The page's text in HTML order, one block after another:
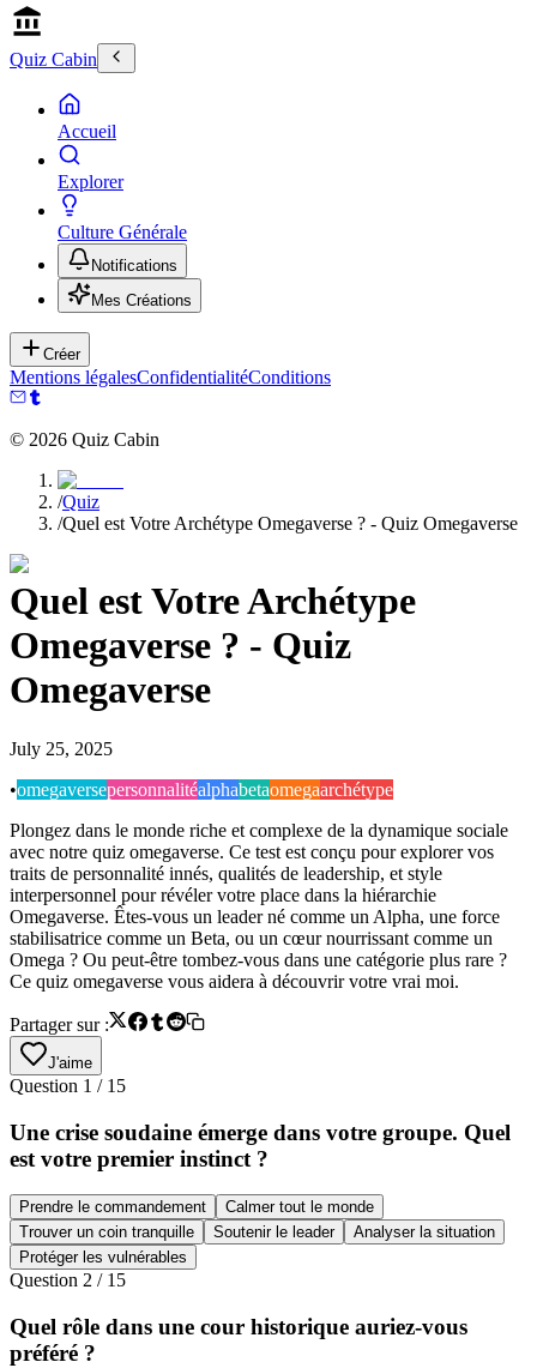
Quiz Cabin
Accueil
Explorer
Culture Générale
Notifications
Mes Créations
Créer
Mentions légalesConfidentialitéConditions
© 2026 Quiz Cabin
/Quiz
/Quel est Votre Archétype Omegaverse ? - Quiz Omegaverse
Quel est Votre Archétype
Omegaverse ? - Quiz
Omegaverse
July 25, 2025
•omegaversepersonnalitéalphabetaomegaarchétype
Plongez dans le monde riche et complexe de la dynamique sociale
avec notre quiz omegaverse. Ce test est conçu pour explorer vos
traits de personnalité innés, qualités de leadership, et style
interpersonnel pour révéler votre place dans la hiérarchie
Omegaverse. Êtes-vous un leader né comme un Alpha, une force
stabilisatrice comme un Beta, ou un cœur nourrissant comme un
Omega ? Ou peut-être tombez-vous dans une catégorie plus rare ?
Ce quiz omegaverse vous aidera à découvrir votre vrai moi.
Partager sur :
J'aime
Question 1 / 15
Une crise soudaine émerge dans votre groupe. Quel
est votre premier instinct ?
Prendre le commandement
Calmer tout le monde
Trouver un coin tranquille
Soutenir le leader
Analyser la situation
Protéger les vulnérables
Question 2 / 15
Quel rôle dans une cour historique auriez-vous
préféré ?